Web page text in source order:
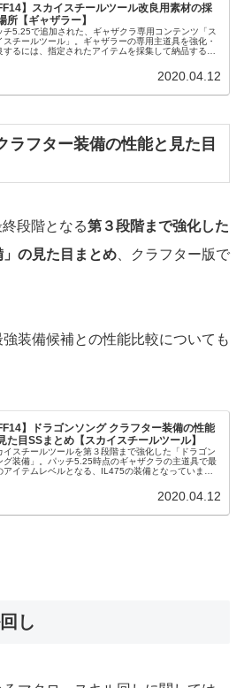
FF14】スカイスチールツール改良用素材の採
所【ギャザラー】
チ5.25で追加された、ギャザクラ専用コンテンツ「ス
スチールツール」。ギャザラーの専用主道具を強化・
するには、指定されたアイテムを採集して納品する必
2020.04.12
ラフター装備の性能と見た目
段階となる第３段階まで強化した
」の見た目まとめ 、クラフター版で
装備候補との性能比較についても
FF14】ドラゴンソング クラフター装備の性能
た目SSまとめ【スカイスチールツール】
イスチールツールを第３段階まで強化した「ドラゴン
グ装備」。パッチ5.25時点のギャザクラの主道具で最
アイテムレベルとなる、IL475の装備となっていま
2020.04.12
し